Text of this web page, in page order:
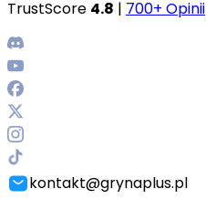
TrustScore 4.8 | 700+ Opinii
kontakt@grynaplus.pl